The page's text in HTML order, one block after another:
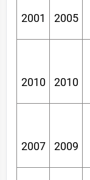
2001 2005
2010 2010
2007 2009